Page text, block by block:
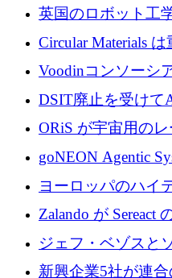
介します
英国のロボット工
がシリーズ A 1 億
5,000 万ドルに到達
Circular Materials
張に 1,180 万ユー
Voodinコンソーシ
製ブレード工場の
ーロを確保
DSIT廃止を受けて
ORiS が宇宙用の
フラの構築に 500
goNEON Agentic
ンフラ計画を加速
ヨーロッパのハイ
ーロを超える 60
Zalando が Sereact
ーズ B に参加し、
ジェフ・ベゾスと
5,000万ドルの資金
新興企業5社が連